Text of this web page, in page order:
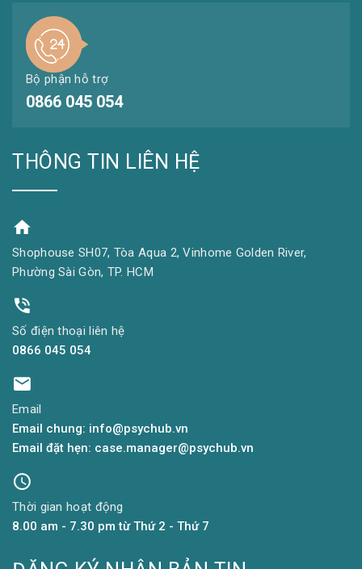
Bộ phận hỗ trợ
0866 045 054
THÔNG TIN LIÊN HỆ
Shophouse SH07, Tòa Aqua 2, Vinhome Golden River,
Phường Sài Gòn, TP. HCM
Số điện thoại liên hệ
0866 045 054
Email
Email chung: info@psychub.vn
Email đặt hẹn: case.manager@psychub.vn
Thời gian hoạt động
8.00 am - 7.30 pm từ Thứ 2 - Thứ 7